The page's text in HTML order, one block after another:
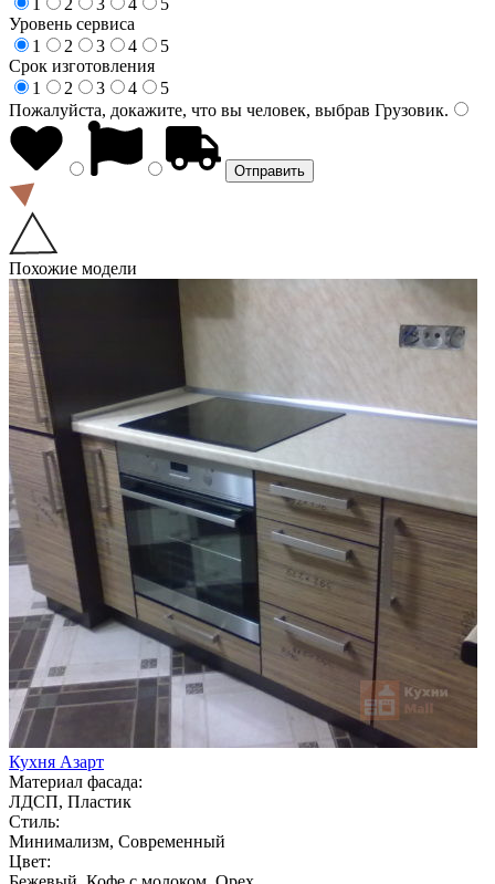
Уровень сервиса
1
2 3 4
5
Срок изготовления
1
2 3 4
5
Пожалуйста, докажите, что вы человек, выбрав Грузовик.
Похожие модели
Кухня Азарт
Материал фасада:
ЛДСП, Пластик
Стиль:
Минимализм, Современный
Цвет: